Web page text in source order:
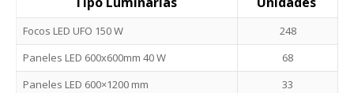
Focos LED UFO 150 W
248
Paneles LED 600x600mm 40 W
68
Paneles LED 600×1200 mm
33